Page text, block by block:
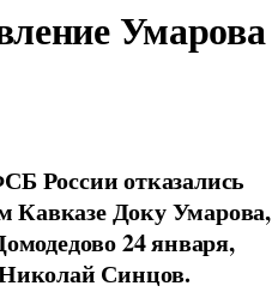
Умарова
России отказались
Кавказе Доку Умарова,
24 января,
Синцов.